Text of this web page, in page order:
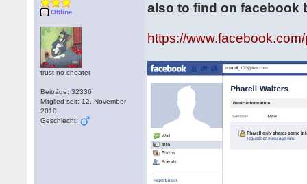
Offline
trust no cheater
Beiträge: 32336
Mitglied seit: 12. November
2010
Geschlecht:
also to find on facebook
https://